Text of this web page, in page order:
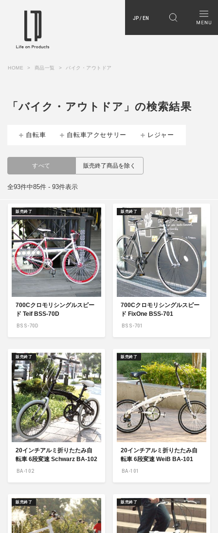
JP / EN
HOME 商品一覧 バイク・アウトドア
「バイク・アウトドア」の検索結果
自転車 自転車アクセサリー レジャー
すべて 販売終了商品を除く
全93件中85件 - 93件表示
700Cクロモリシングルスピー
ド Teif BSS-70D
BSS-70D
販売終了
700Cクロモリシングルスピー
ド FixOne BSS-701
BSS-701
販売終了
20インチアルミ折りたたみ自
転車 6段変速 Schwarz BA-102
BA-102
販売終了
20インチアルミ折りたたみ自
転車 6段変速 WeiB BA-101
BA-101
販売終了
販売終了 販売終了